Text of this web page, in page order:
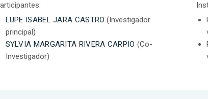
LUPE ISABEL JARA CASTRO (Investigador
principal)
SYLVIA MARGARITA RIVERA CARPIO (Co-
Investigador)